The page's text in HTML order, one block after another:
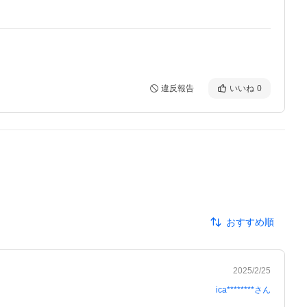
違反報告 いいね 0
おすすめ順
2025/2/25
ica********さん